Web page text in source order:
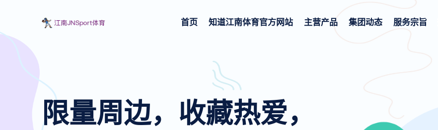
首页 知道江南体育官方网站 主营产品 集团动态 服务宗旨
限量周边，收藏热爱，